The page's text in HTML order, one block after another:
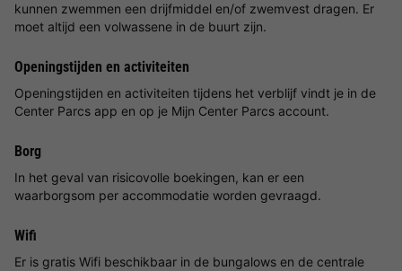
kunnen zwemmen een drijfmiddel en/of zwemvest dragen. Er
moet altijd een volwassene in de buurt zijn.
Openingstijden en activiteiten
Openingstijden en activiteiten tijdens het verblijf vindt je in de
Center Parcs app en op je Mijn Center Parcs account.
Borg
In het geval van risicovolle boekingen, kan er een
waarborgsom per accommodatie worden gevraagd.
Wifi
Er is gratis Wifi beschikbaar in de bungalows en de centrale